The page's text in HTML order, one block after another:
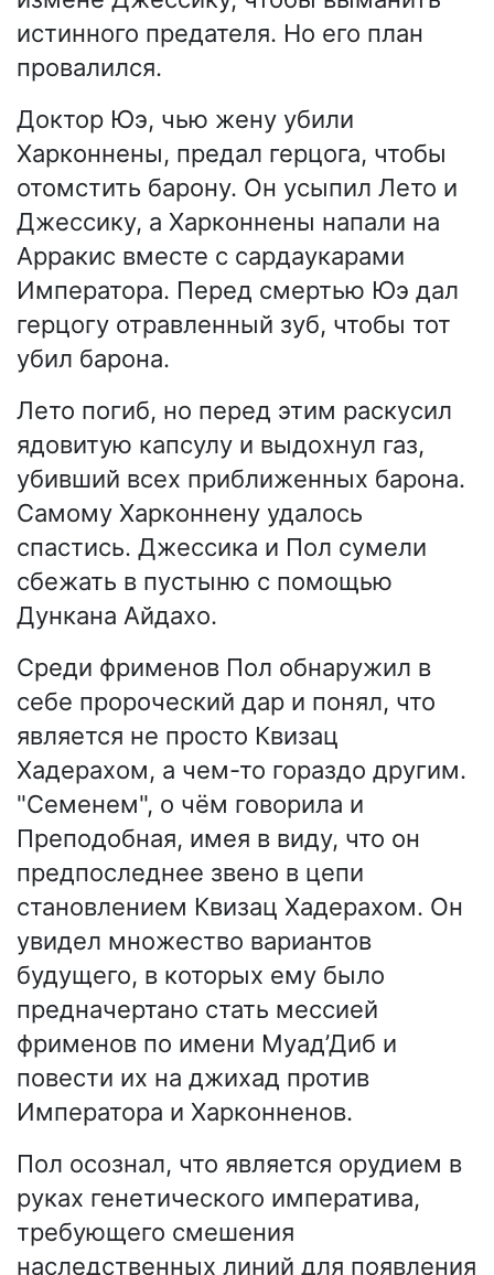
истинного предателя. Но его план
провалился.
Доктор Юэ, чью жену убили
Харконнены, предал герцога, чтобы
отомстить барону. Он усыпил Лето и
Джессику, а Харконнены напали на
Арракис вместе с сардаукарами
Императора. Перед смертью Юэ дал
герцогу отравленный зуб, чтобы тот
убил барона.
Лето погиб, но перед этим раскусил
ядовитую капсулу и выдохнул газ,
убивший всех приближенных барона.
Самому Харконнену удалось
спастись. Джессика и Пол сумели
сбежать в пустыню с помощью
Дункана Айдахо.
Среди фрименов Пол обнаружил в
себе пророческий дар и понял, что
является не просто Квизац
Хадерахом, а чем-то гораздо другим.
"Семенем", о чём говорила и
Преподобная, имея в виду, что он
предпоследнее звено в цепи
становлением Квизац Хадерахом. Он
увидел множество вариантов
будущего, в которых ему было
предначертано стать мессией
фрименов по имени Муад’Диб и
повести их на джихад против
Императора и Харконненов.
Пол осознал, что является орудием в
руках генетического императива,
требующего смешения
наследственных линий для появления